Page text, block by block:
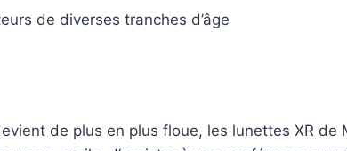
de diverses tranches d’âge
de plus en plus floue, les lunettes XR